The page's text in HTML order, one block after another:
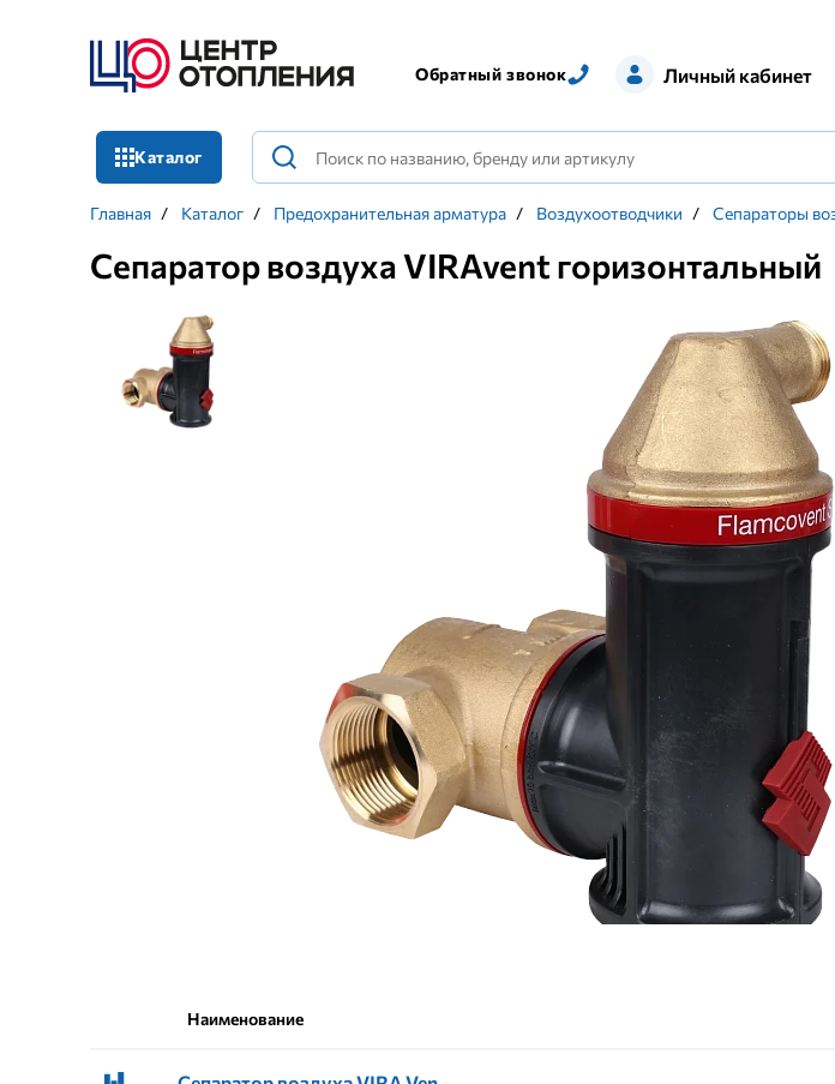
Обратный звонок Личный кабинет
Каталог
Главная / Каталог / Предохранительная арматура / Воздухоотводчики / Сепараторы
Сепаратор воздуха VIRAvent горизонтальный
Наименование